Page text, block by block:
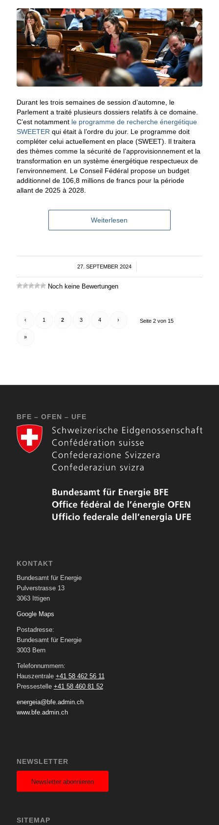
Durant les trois semaines de session d’automne, le
Parlement a traité plusieurs dossiers relatifs à ce domaine.
C’est notamment le programme de recherche énergétique
SWEETER qui était à l’ordre du jour. Le programme doit
compléter celui actuellement en place (SWEET). Il traitera
des thèmes comme la sécurité de l’approvisionnement et la
transformation en un système énergétique respectueux de
l’environnement. Le Conseil Fédéral propose un budget
additionnel de 106,8 millions de francs pour la période
allant de 2025 à 2028.
Weiterlesen
27. SEPTEMBER 2024
/
Noch keine Bewertungen
Seite 2 von 15
‹ 1 2 3 4 ›
»
BFE – OFEN – UFE
KONTAKT
Bundesamt für Energie
Pulverstrasse 13
3063 Ittigen
Google Maps
Postadresse:
Bundesamt für Energie
3003 Bern
Telefonnummern:
Hauszentrale +41 58 462 56 11
Pressestelle +41 58 460 81 52
energeia@bfe.admin.ch
www.bfe.admin.ch
NEWSLETTER
Newsletter abonnieren
SITEMAP